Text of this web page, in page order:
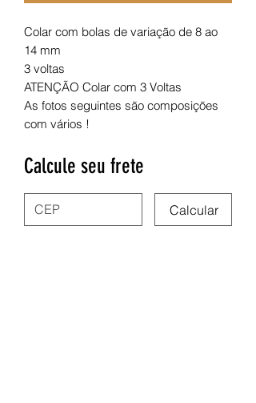
Colar com bolas de variação de 8 ao
14 mm
3 voltas
ATENÇÃO Colar com 3 Voltas
As fotos seguintes são composições
com vários !
Calcule seu frete
Calcular